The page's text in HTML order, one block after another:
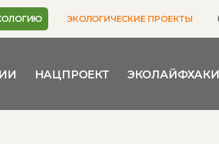
ЭКОЛОГИЧЕСКИЕ ПРОЕКТЫ
НАЦПРОЕКТ ЭКОЛАЙФХАКИ